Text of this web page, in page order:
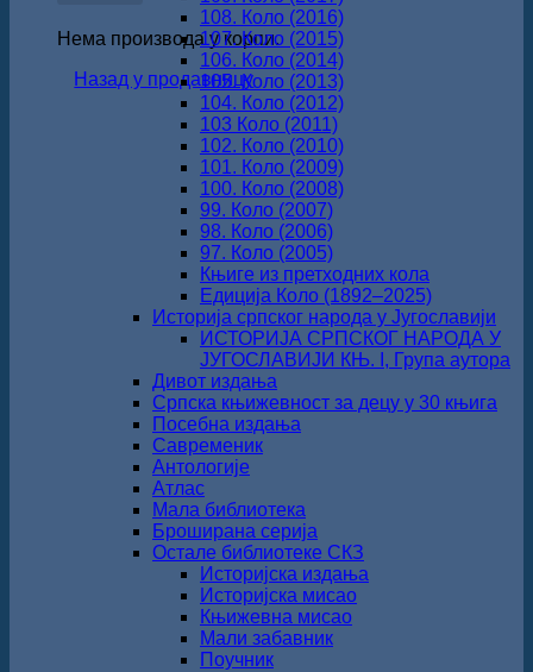
Нема производа у корпи.
Назад у продавницу
108. Коло (2016)
107. Коло (2015)
106. Коло (2014)
105. Коло (2013)
104. Коло (2012)
103 Коло (2011)
102. Коло (2010)
101. Коло (2009)
100. Коло (2008)
99. Коло (2007)
98. Коло (2006)
97. Коло (2005)
Књиге из претходних кола
Едиција Коло (1892‒2025)
Историја српског народа у Југославији
ИСТОРИЈА СРПСКОГ НАРОДА У
ЈУГОСЛАВИЈИ КЊ. I, Група аутора
Дивот издања
Српска књижевност за децу у 30 књига
Посебна издања
Савременик
Антологије
Атлас
Мала библиотека
Броширана серија
Остале библиотеке СКЗ
Историјска издања
Историјска мисао
Књижевна мисао
Мали забавник
Поучник